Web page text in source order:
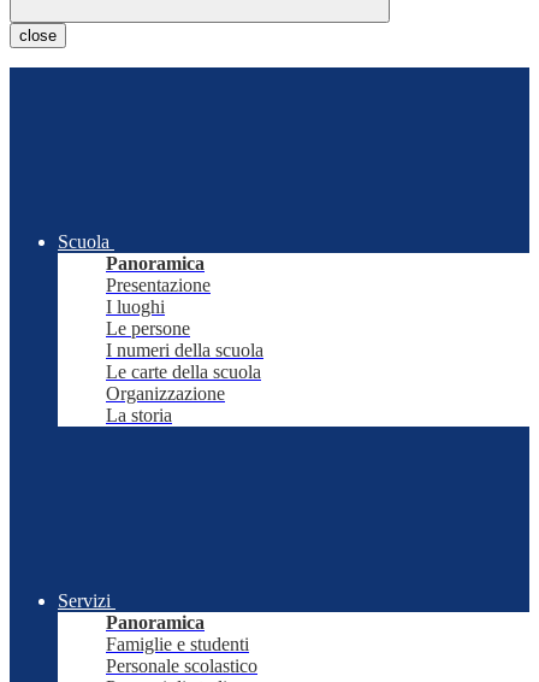
close
Scuola
Panoramica
Presentazione
I luoghi
Le persone
I numeri della scuola
Le carte della scuola
Organizzazione
La storia
Servizi
Panoramica
Famiglie e studenti
Personale scolastico